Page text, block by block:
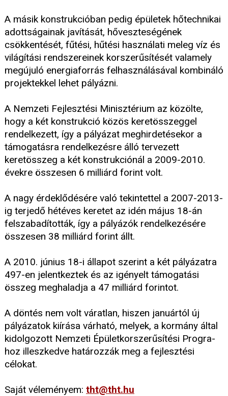
A másik konstrukcióban pedig épületek hőtechnikai
adottságainak javítását, hőveszteségének
csökkentését, fűtési, hűtési használati meleg víz és
világítási rendszereinek korszerűsítését valamely
megújuló energiaforrás felhasználásával kombináló
projektekkel lehet pályázni.
A Nemzeti Fejlesztési Minisztérium az közölte,
hogy a két konstrukció közös keretösszeggel
rendelkezett, így a pályázat meghirdetésekor a
támogatásra rendelkezésre álló tervezett
keretösszeg a két konstrukciónál a 2009-2010.
évekre összesen 6 milliárd forint volt.
A nagy érdeklődésére való tekintettel a 2007-2013-
ig terjedő hétéves keretet az idén május 18-án
felszabadították, így a pályázók rendelkezésére
összesen 38 milliárd forint állt.
A 2010. június 18-i állapot szerint a két pályázatra
497-en jelentkeztek és az igényelt támogatási
összeg meghaladja a 47 milliárd forintot.
A döntés nem volt váratlan, hiszen januártól új
pályázatok kiírása várható, melyek, a kormány által
kidolgozott Nemzeti Épületkorszerűsítési Progra-
hoz illeszkedve határozzák meg a fejlesztési
célokat.
Saját véleményem: tht@tht.hu